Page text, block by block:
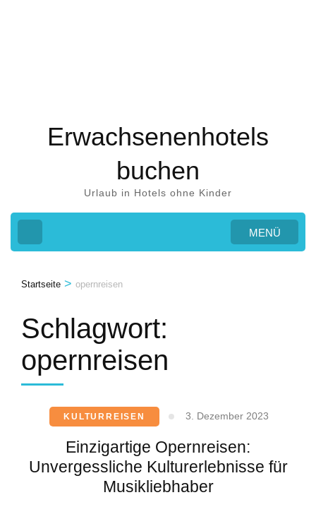
Erwachsenenhotels
buchen
Urlaub in Hotels ohne Kinder
MENÜ
Startseite > opernreisen
Schlagwort:
opernreisen
KULTURREISEN 3. Dezember 2023
Einzigartige Opernreisen:
Unvergessliche Kulturerlebnisse für
Musikliebhaber